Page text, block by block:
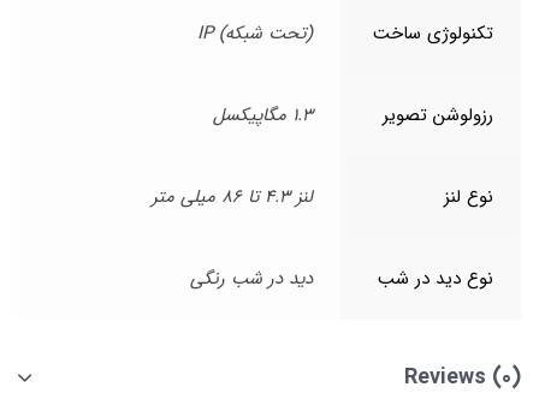
تکنولوژی ساخت (تحت شبکه) IP
رزولوشن تصویر 1.3 مگاپیکسل
نوع لنز لنز 4.3 تا 86 میلی متر
نوع دید در شب دید در شب رنگی
Reviews (0)